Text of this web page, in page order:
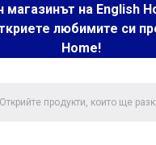
на English
любимите си
Home!